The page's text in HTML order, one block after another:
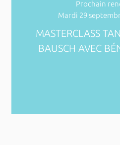
Prochain
Mardi 29
MASTERCLASS
BAUSCH AVEC